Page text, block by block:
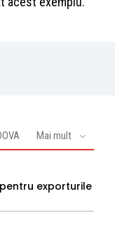
Mai mult
exporturile